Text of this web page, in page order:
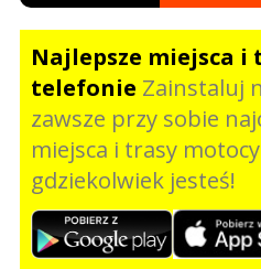
Najlepsze miejsca i
telefonie Zainstaluj
zawsze przy sobie
miejsca i trasy
gdziekolwiek jesteś!